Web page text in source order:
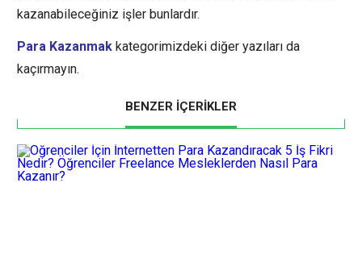
kazanabileceğiniz işler bunlardır.
Para Kazanmak kategorimizdeki diğer yazıları da
kaçırmayın.
BENZER İÇERİKLER